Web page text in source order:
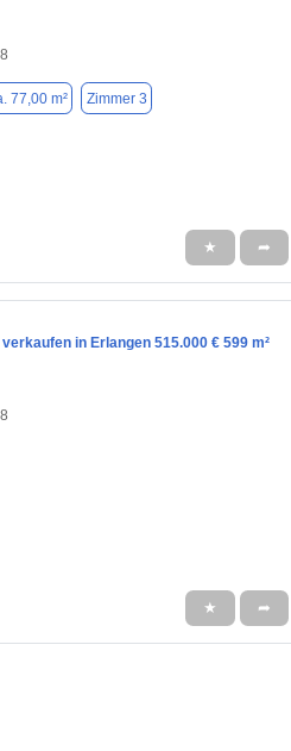
77,00 m² Zimmer 3
★ ➦
in Erlangen 515.000 € 599 m²
★ ➦